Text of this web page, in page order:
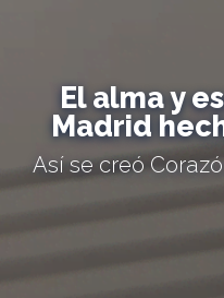
El alma y
Madrid
Así se creó